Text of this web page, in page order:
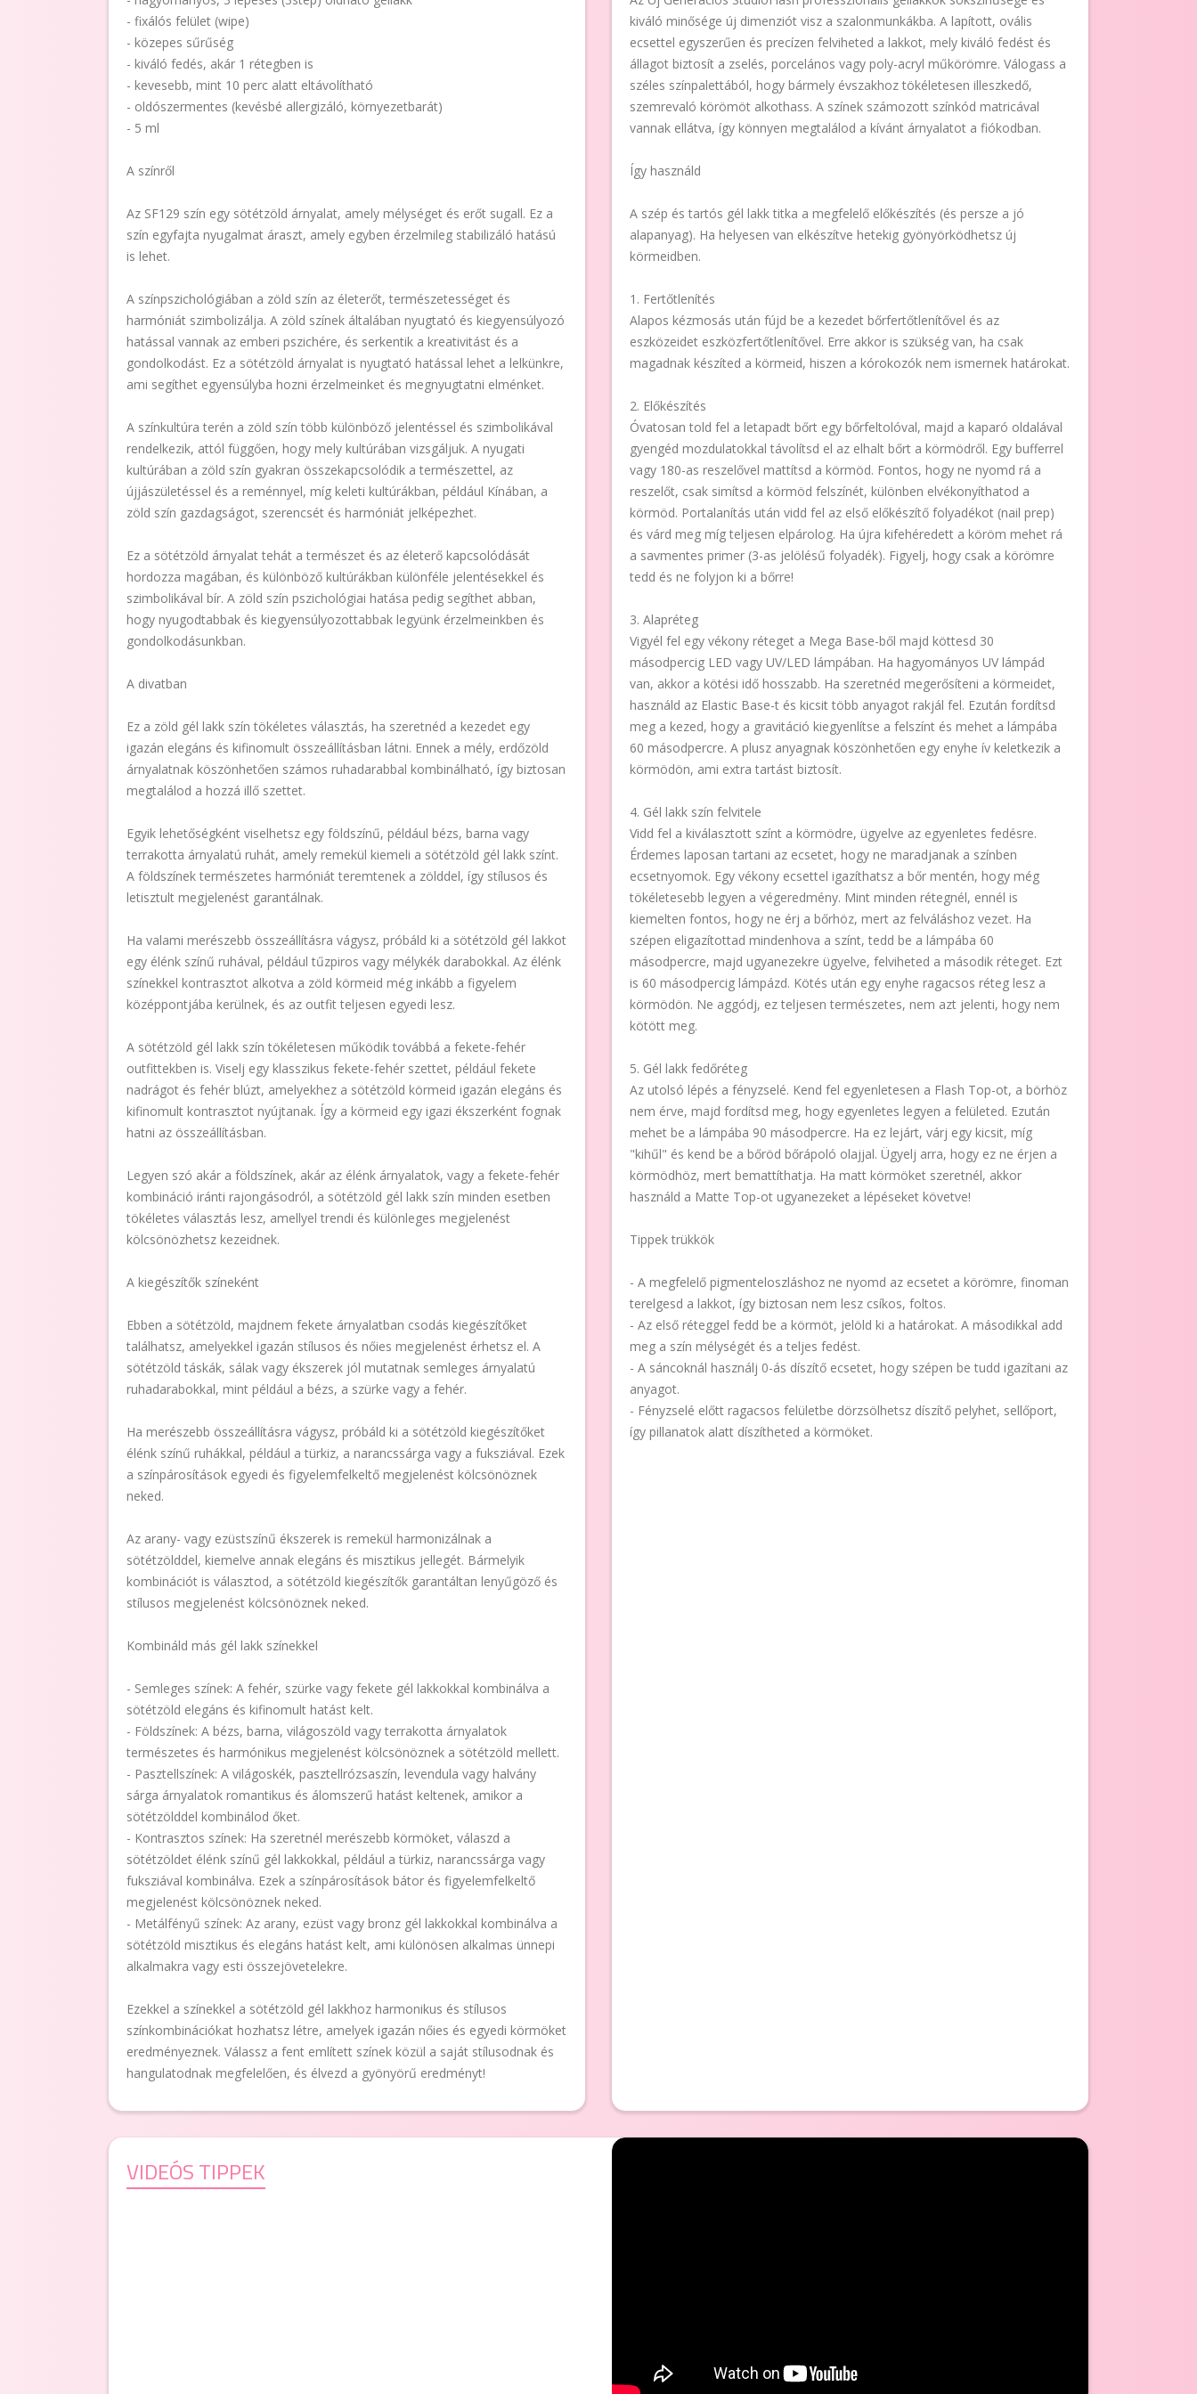
- fixálós felület (wipe)
- közepes sűrűség
- kiváló fedés, akár 1 rétegben is
- kevesebb, mint 10 perc alatt eltávolítható
- oldószermentes (kevésbé allergizáló, környezetbarát)
- 5 ml
A színről
Az SF129 szín egy sötétzöld árnyalat, amely mélységet és erőt sugall. Ez a
szín egyfajta nyugalmat áraszt, amely egyben érzelmileg stabilizáló hatású
is lehet.
A színpszichológiában a zöld szín az életerőt, természetességet és
harmóniát szimbolizálja. A zöld színek általában nyugtató és kiegyensúlyozó
hatással vannak az emberi pszichére, és serkentik a kreativitást és a
gondolkodást. Ez a sötétzöld árnyalat is nyugtató hatással lehet a lelkünkre,
ami segíthet egyensúlyba hozni érzelmeinket és megnyugtatni elménket.
A színkultúra terén a zöld szín több különböző jelentéssel és szimbolikával
rendelkezik, attól függően, hogy mely kultúrában vizsgáljuk. A nyugati
kultúrában a zöld szín gyakran összekapcsolódik a természettel, az
újjászületéssel és a reménnyel, míg keleti kultúrákban, például Kínában, a
zöld szín gazdagságot, szerencsét és harmóniát jelképezhet.
Ez a sötétzöld árnyalat tehát a természet és az életerő kapcsolódását
hordozza magában, és különböző kultúrákban különféle jelentésekkel és
szimbolikával bír. A zöld szín pszichológiai hatása pedig segíthet abban,
hogy nyugodtabbak és kiegyensúlyozottabbak legyünk érzelmeinkben és
gondolkodásunkban.
A divatban
Ez a zöld gél lakk szín tökéletes választás, ha szeretnéd a kezedet egy
igazán elegáns és kifinomult összeállításban látni. Ennek a mély, erdőzöld
árnyalatnak köszönhetően számos ruhadarabbal kombinálható, így biztosan
megtalálod a hozzá illő szettet.
Egyik lehetőségként viselhetsz egy földszínű, például bézs, barna vagy
terrakotta árnyalatú ruhát, amely remekül kiemeli a sötétzöld gél lakk színt.
A földszínek természetes harmóniát teremtenek a zölddel, így stílusos és
letisztult megjelenést garantálnak.
Ha valami merészebb összeállításra vágysz, próbáld ki a sötétzöld gél lakkot
egy élénk színű ruhával, például tűzpiros vagy mélykék darabokkal. Az élénk
színekkel kontrasztot alkotva a zöld körmeid még inkább a figyelem
középpontjába kerülnek, és az outfit teljesen egyedi lesz.
A sötétzöld gél lakk szín tökéletesen működik továbbá a fekete-fehér
outfittekben is. Viselj egy klasszikus fekete-fehér szettet, például fekete
nadrágot és fehér blúzt, amelyekhez a sötétzöld körmeid igazán elegáns és
kifinomult kontrasztot nyújtanak. Így a körmeid egy igazi ékszerként fognak
hatni az összeállításban.
Legyen szó akár a földszínek, akár az élénk árnyalatok, vagy a fekete-fehér
kombináció iránti rajongásodról, a sötétzöld gél lakk szín minden esetben
tökéletes választás lesz, amellyel trendi és különleges megjelenést
kölcsönözhetsz kezeidnek.
A kiegészítők színeként
Ebben a sötétzöld, majdnem fekete árnyalatban csodás kiegészítőket
találhatsz, amelyekkel igazán stílusos és nőies megjelenést érhetsz el. A
sötétzöld táskák, sálak vagy ékszerek jól mutatnak semleges árnyalatú
ruhadarabokkal, mint például a bézs, a szürke vagy a fehér.
Ha merészebb összeállításra vágysz, próbáld ki a sötétzöld kiegészítőket
élénk színű ruhákkal, például a türkiz, a narancssárga vagy a fuksziával. Ezek
a színpárosítások egyedi és figyelemfelkeltő megjelenést kölcsönöznek
neked.
Az arany- vagy ezüstszínű ékszerek is remekül harmonizálnak a
sötétzölddel, kiemelve annak elegáns és misztikus jellegét. Bármelyik
kombinációt is választod, a sötétzöld kiegészítők garantáltan lenyűgöző és
stílusos megjelenést kölcsönöznek neked.
Kombináld más gél lakk színekkel
- Semleges színek: A fehér, szürke vagy fekete gél lakkokkal kombinálva a
sötétzöld elegáns és kifinomult hatást kelt.
- Földszínek: A bézs, barna, világoszöld vagy terrakotta árnyalatok
természetes és harmónikus megjelenést kölcsönöznek a sötétzöld mellett.
- Pasztellszínek: A világoskék, pasztellrózsaszín, levendula vagy halvány
sárga árnyalatok romantikus és álomszerű hatást keltenek, amikor a
sötétzölddel kombinálod őket.
- Kontrasztos színek: Ha szeretnél merészebb körmöket, válaszd a
sötétzöldet élénk színű gél lakkokkal, például a türkiz, narancssárga vagy
fuksziával kombinálva. Ezek a színpárosítások bátor és figyelemfelkeltő
megjelenést kölcsönöznek neked.
- Metálfényű színek: Az arany, ezüst vagy bronz gél lakkokkal kombinálva a
sötétzöld misztikus és elegáns hatást kelt, ami különösen alkalmas ünnepi
alkalmakra vagy esti összejövetelekre.
Ezekkel a színekkel a sötétzöld gél lakkhoz harmonikus és stílusos
színkombinációkat hozhatsz létre, amelyek igazán nőies és egyedi körmöket
eredményeznek. Válassz a fent említett színek közül a saját stílusodnak és
hangulatodnak megfelelően, és élvezd a gyönyörű eredményt!
kiváló minősége új dimenziót visz a szalonmunkákba. A lapított, ovális
ecsettel egyszerűen és precízen felviheted a lakkot, mely kiváló fedést és
állagot biztosít a zselés, porcelános vagy poly-acryl műkörömre. Válogass a
széles színpalettából, hogy bármely évszakhoz tökéletesen illeszkedő,
szemrevaló körömöt alkothass. A színek számozott színkód matricával
vannak ellátva, így könnyen megtalálod a kívánt árnyalatot a fiókodban.
Így használd
A szép és tartós gél lakk titka a megfelelő előkészítés (és persze a jó
alapanyag). Ha helyesen van elkészítve hetekig gyönyörködhetsz új
körmeidben.
1. Fertőtlenítés
Alapos kézmosás után fújd be a kezedet bőrfertőtlenítővel és az
eszközeidet eszközfertőtlenítővel. Erre akkor is szükség van, ha csak
magadnak készíted a körmeid, hiszen a kórokozók nem ismernek határokat.
2. Előkészítés
Óvatosan told fel a letapadt bőrt egy bőrfeltolóval, majd a kaparó oldalával
gyengéd mozdulatokkal távolítsd el az elhalt bőrt a körmödről. Egy bufferrel
vagy 180-as reszelővel mattítsd a körmöd. Fontos, hogy ne nyomd rá a
reszelőt, csak simítsd a körmöd felszínét, különben elvékonyíthatod a
körmöd. Portalanítás után vidd fel az első előkészítő folyadékot (nail prep)
és várd meg míg teljesen elpárolog. Ha újra kifehéredett a köröm mehet rá
a savmentes primer (3-as jelölésű folyadék). Figyelj, hogy csak a körömre
tedd és ne folyjon ki a bőrre!
3. Alapréteg
Vigyél fel egy vékony réteget a Mega Base-ből majd köttesd 30
másodpercig LED vagy UV/LED lámpában. Ha hagyományos UV lámpád
van, akkor a kötési idő hosszabb. Ha szeretnéd megerősíteni a körmeidet,
használd az Elastic Base-t és kicsit több anyagot rakjál fel. Ezután fordítsd
meg a kezed, hogy a gravitáció kiegyenlítse a felszínt és mehet a lámpába
60 másodpercre. A plusz anyagnak köszönhetően egy enyhe ív keletkezik a
körmödön, ami extra tartást biztosít.
4. Gél lakk szín felvitele
Vidd fel a kiválasztott színt a körmödre, ügyelve az egyenletes fedésre.
Érdemes laposan tartani az ecsetet, hogy ne maradjanak a színben
ecsetnyomok. Egy vékony ecsettel igazíthatsz a bőr mentén, hogy még
tökéletesebb legyen a végeredmény. Mint minden rétegnél, ennél is
kiemelten fontos, hogy ne érj a bőrhöz, mert az felváláshoz vezet. Ha
szépen eligazítottad mindenhova a színt, tedd be a lámpába 60
másodpercre, majd ugyanezekre ügyelve, felviheted a második réteget. Ezt
is 60 másodpercig lámpázd. Kötés után egy enyhe ragacsos réteg lesz a
körmödön. Ne aggódj, ez teljesen természetes, nem azt jelenti, hogy nem
kötött meg.
5. Gél lakk fedőréteg
Az utolsó lépés a fényzselé. Kend fel egyenletesen a Flash Top-ot, a börhöz
nem érve, majd fordítsd meg, hogy egyenletes legyen a felületed. Ezután
mehet be a lámpába 90 másodpercre. Ha ez lejárt, várj egy kicsit, míg
"kihűl" és kend be a bőröd bőrápoló olajjal. Ügyelj arra, hogy ez ne érjen a
körmödhöz, mert bemattíthatja. Ha matt körmöket szeretnél, akkor
használd a Matte Top-ot ugyanezeket a lépéseket követve!
Tippek trükkök
- A megfelelő pigmenteloszláshoz ne nyomd az ecsetet a körömre, finoman
terelgesd a lakkot, így biztosan nem lesz csíkos, foltos.
- Az első réteggel fedd be a körmöt, jelöld ki a határokat. A másodikkal add
meg a szín mélységét és a teljes fedést.
- A sáncoknál használj 0-ás díszítő ecsetet, hogy szépen be tudd igazítani az
anyagot.
- Fényzselé előtt ragacsos felületbe dörzsölhetsz díszítő pelyhet, sellőport,
így pillanatok alatt díszítheted a körmöket.
VIDEÓS TIPPEK